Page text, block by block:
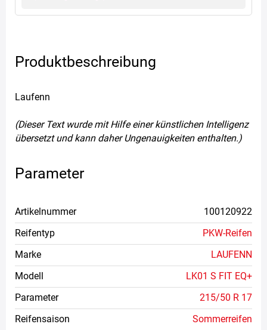
Produktbeschreibung
Laufenn
(Dieser Text wurde mit Hilfe einer künstlichen Intelligenz
übersetzt und kann daher Ungenauigkeiten enthalten.)
Parameter
Artikelnummer
100120922
Reifentyp
PKW-Reifen
Marke
LAUFENN
Modell
LK01 S FIT EQ+
Parameter
215/50 R 17
Reifensaison
Sommerreifen